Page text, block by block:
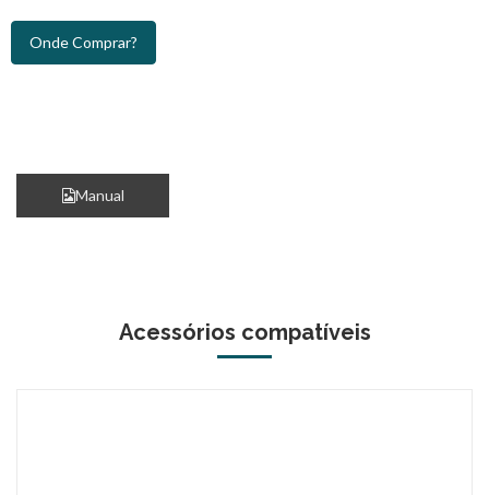
Onde Comprar?
Manual
Acessórios compatíveis